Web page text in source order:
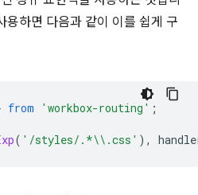
하면 다음과 같이 이를 쉽게 구
from 'workbox-routing' ;
( '/styles/.*\\.css' ),